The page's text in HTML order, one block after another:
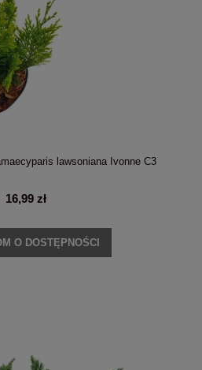
lawsoniana Ivonne C3
16,99 zł
O DOSTĘPNOŚCI